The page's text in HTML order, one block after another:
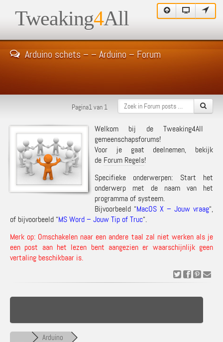
Tweaking4All
Arduino schets – – Arduino – Forum
Pagina1 van 1
Welkom bij de Tweaking4All
gemeenschapsforums!
Voor je gaat deelnemen, bekijk
de Forum Regels!
Specifieke onderwerpen: Start het
onderwerp met de naam van het
programma of systeem.
Bijvoorbeeld “MacOS X – Jouw vraag“,
of bijvoorbeeld “MS Word – Jouw Tip of Truc“.
Merk op: Omschakelen naar een andere taal zal niet werken als je
een post aan het lezen bent aangezien er waarschijnlijk geen
vertaling beschikbaar is.
Arduino